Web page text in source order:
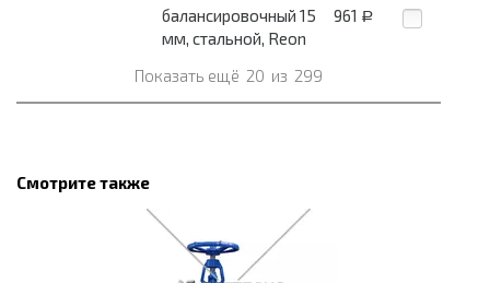
балансировочный 15
мм, стальной, Reon
961 Р
Показать ещё 20 из 299
Смотрите также